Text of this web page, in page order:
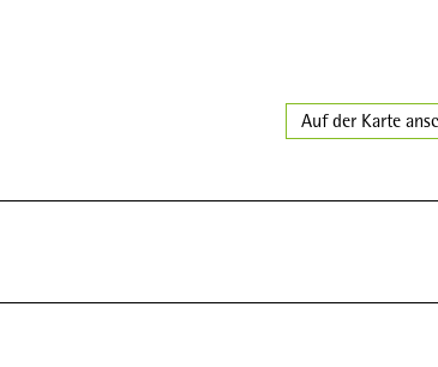
Auf der Karte